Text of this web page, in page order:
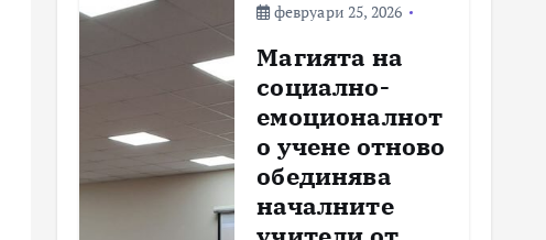
февруари 25, 2026
Магията на
социално-
емоционалнот
о учене отново
обединява
началните